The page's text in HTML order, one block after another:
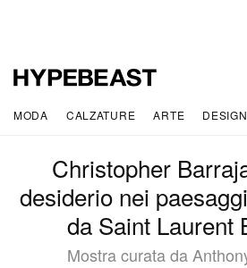
MODA CALZATURE ARTE DESIGN
Christopher
desiderio nei
da Saint Laurent
Mostra curata da